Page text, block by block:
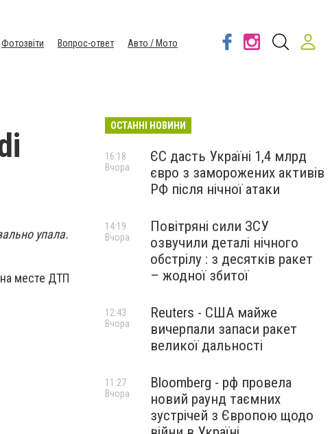
Фотозвіти Вопрос-ответ
Авто / Мото
упала.
месте ДТП
ОСТАННІ НОВИНИ
ЄС дасть Україні 1,4 млрд
євро з заморожених активів
РФ після нічної атаки
16:18
Вчора
Повітряні сили ЗСУ
озвучили деталі нічного
обстрілу : з десятків ракет
– жодної збитої
14:19
Вчора
Reuters - США майже
вичерпали запаси ракет
великої дальності
12:43
Вчора
Bloomberg - рф провела
новий раунд таємних
зустрічей з Європою щодо
11:27
Вчора